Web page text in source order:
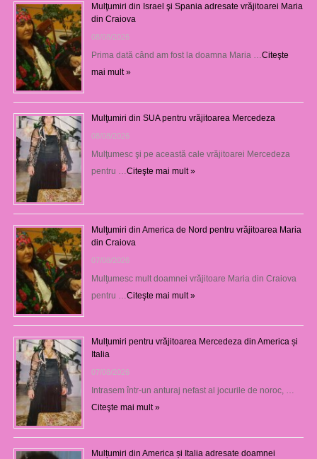
Mulţumiri din Israel şi Spania adresate vrăjitoarei Maria
din Craiova
08/08/2026
Prima dată când am fost la doamna Maria … Citeşte
mai mult »
Mulţumiri din SUA pentru vrăjitoarea Mercedeza
08/08/2026
Mulţumesc şi pe această cale vrăjitoarei Mercedeza
pentru … Citeşte mai mult »
Mulţumiri din America de Nord pentru vrăjitoarea Maria
din Craiova
07/08/2026
Mulţumesc mult doamnei vrăjitoare Maria din Craiova
pentru … Citeşte mai mult »
Mulțumiri pentru vrăjitoarea Mercedeza din America și
Italia
07/08/2026
Intrasem într-un anturaj nefast al jocurile de noroc, …
Citeşte mai mult »
Mulțumiri din America și Italia adresate doamnei